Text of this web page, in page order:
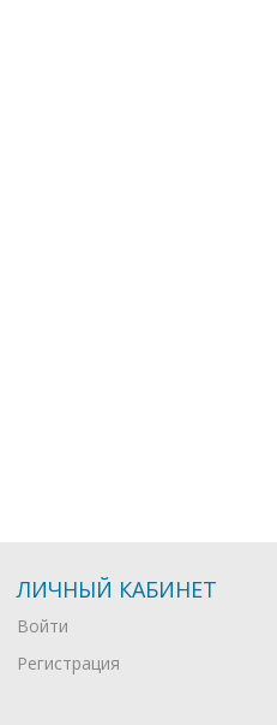
ЛИЧНЫЙ КАБИНЕТ
Войти
Регистрация